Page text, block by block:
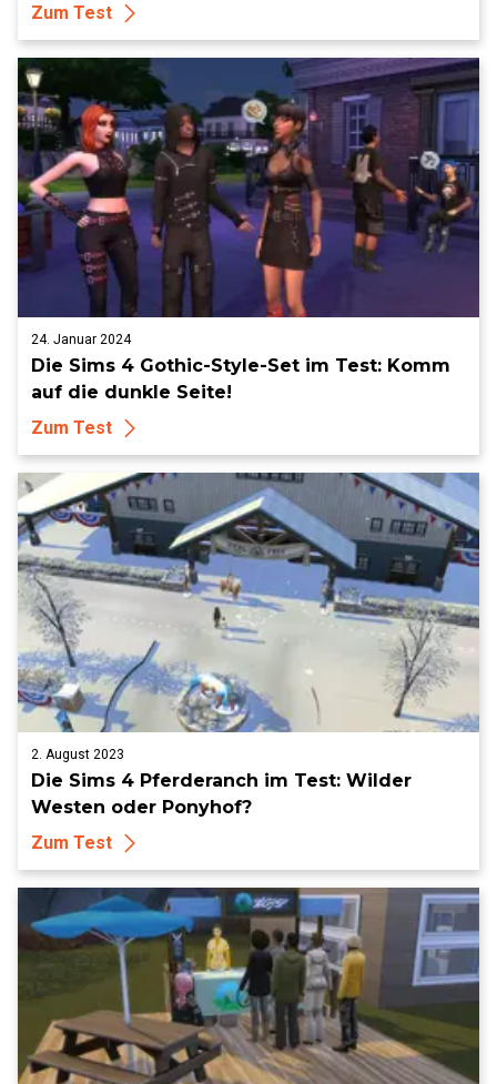
Zum Test
24. Januar 2024
Die Sims 4 Gothic-Style-Set im Test: Komm
auf die dunkle Seite!
Zum Test
2. August 2023
Die Sims 4 Pferderanch im Test: Wilder
Westen oder Ponyhof?
Zum Test